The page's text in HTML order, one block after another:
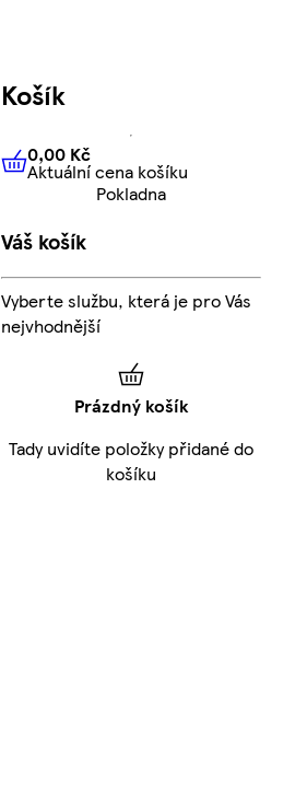
Košík
0,00 KčAktuální cena košíku
0,00 Kč
Aktuální cena košíku
Pokladna
Váš košík
Vyberte službu, která je pro Vás
nejvhodnější
Prázdný košík
Tady uvidíte položky přidané do
košíku